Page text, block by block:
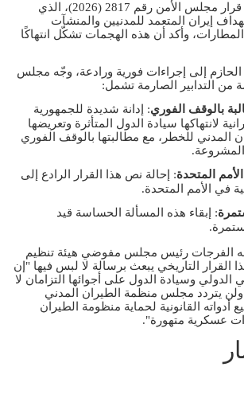
كما استذكر المجلس قرار مجلس الأمن رقم 2817 (2026)، الذي
إيران المتعمد للمدنيين والمنشآت
وأكد أن هذه الهجمات تشكّل انتهاكًا
إلى إجراءات فورية ورادعة، وجّه مجلس
من التدابير الصارمة تشمل:
بالوقف الفوري: إدانة شديدة للجمهورية
لانتهاكها سيادة الدول المتأثرة وتعريضها
المدني للخطر، مع مطالبتها بالوقف الفوري
المشروعة.
المتحدة: إحالة نص هذا القرار الرادع إلى
في الأمم المتحدة.
: إبقاء هذه المسألة الحساسة قيد
الفرجات رئيس مجلس مفوضي هيئة تنظيم
القرار التاريخي يبعث برسالة لا لبس فيها "إن
الدولي وسيادة الدول على أجوائها التزامان لا
يتردد مجلس منظمة الطيران المدني
أدواته القانونية لحماية منظومة الطيران
عسكرية متهورة".